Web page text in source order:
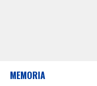
MEMORIA